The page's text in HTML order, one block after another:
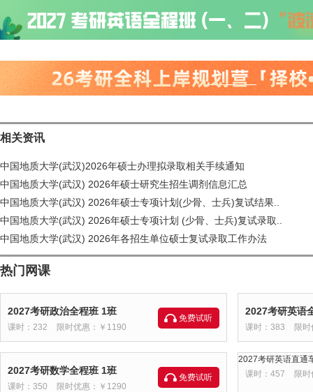
相关资讯
中国地质大学(武汉)2026年硕士办理拟录取相关手续通知
中国地质大学(武汉) 2026年硕士研究生招生调剂信息汇总
中国地质大学(武汉) 2026年硕士专项计划(少骨、士兵)复试结果..
中国地质大学(武汉) 2026年硕士专项计划 (少骨、士兵)复试录取..
中国地质大学(武汉) 2026年各招生单位硕士复试录取工作办法
热门网课
2027考研政治全程班 1班
课时：232 限时优惠：￥1190
免费试听
2027考研英语
课时：383 限
2027考研数学全程班 1班
课时：350 限时优惠：￥1290
免费试听
2027考研英语直通
课时：457
限